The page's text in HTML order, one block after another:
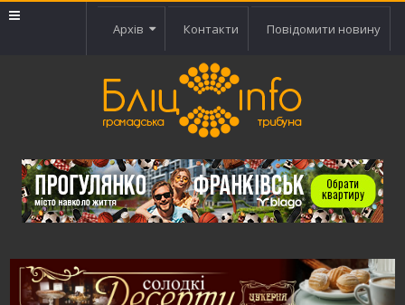
Архів Контакти Повідомити новину